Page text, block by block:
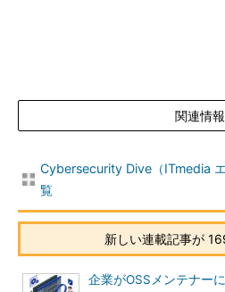
関連情報
Cybersecurity Dive（ITmedia
覧
新しい連載記事が
企業がOSSメンテナー